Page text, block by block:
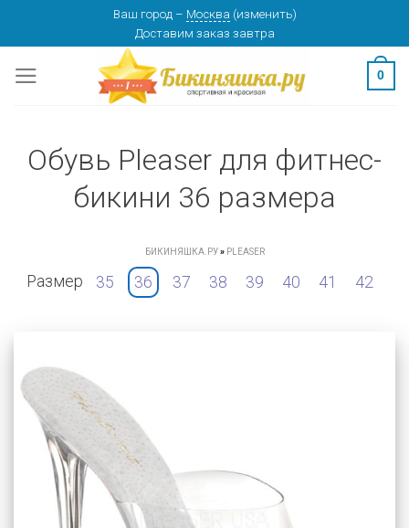
content
Ваш город – Москва (изменить)
Доставим заказ завтра
0
Обувь Pleaser для фитнес-
бикини 36 размера
БИКИНЯШКА.РУ» PLEASER
Размер 35 36 37 38 39 40 41 42